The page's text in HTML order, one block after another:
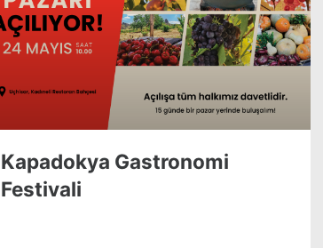
Kapadokya Gastronomi
Festivali